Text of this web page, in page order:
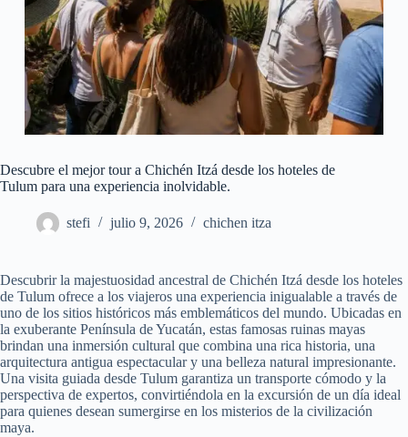
Descubre el mejor tour a Chichén Itzá desde los hoteles de
Tulum para una experiencia inolvidable.
stefi julio 9, 2026 chichen itza
Descubrir la majestuosidad ancestral de Chichén Itzá desde los hoteles
de Tulum ofrece a los viajeros una experiencia inigualable a través de
uno de los sitios históricos más emblemáticos del mundo. Ubicadas en
la exuberante Península de Yucatán, estas famosas ruinas mayas
brindan una inmersión cultural que combina una rica historia, una
arquitectura antigua espectacular y una belleza natural impresionante.
Una visita guiada desde Tulum garantiza un transporte cómodo y la
perspectiva de expertos, convirtiéndola en la excursión de un día ideal
para quienes desean sumergirse en los misterios de la civilización
maya.